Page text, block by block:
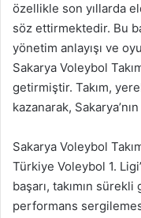
özellikle son yıllarda
söz ettirmektedir. Bu
yönetim anlayışı ve
Sakarya Voleybol
getirmiştir. Takım,
kazanarak,
Sakarya Voleybol
Türkiye Voleybol 1.
başarı, takımın
performans